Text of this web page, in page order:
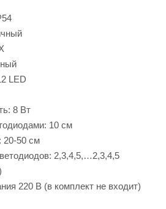
LED
8 Вт
10 см
20-50 см
2,3,4,5,…2,3,4,5
220 В (в комплект не входит)